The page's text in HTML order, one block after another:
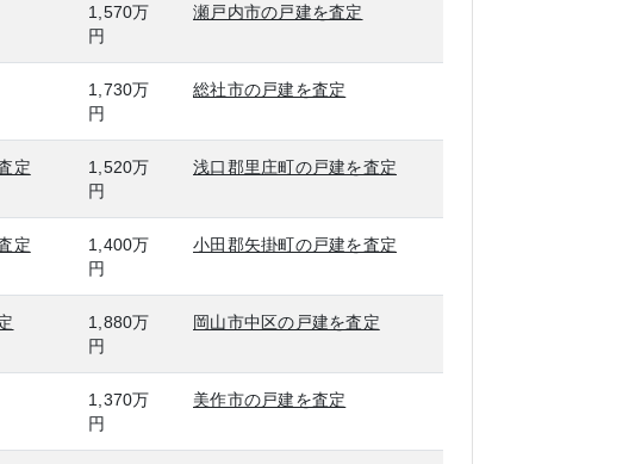
1,570万
円
瀬戸内市の戸建を査定
1,730万
円
総社市の戸建を査定
定
1,520万
円
浅口郡里庄町の戸建を査定
定
1,400万
円
小田郡矢掛町の戸建を査定
1,880万
円
岡山市中区の戸建を査定
1,370万
円
美作市の戸建を査定